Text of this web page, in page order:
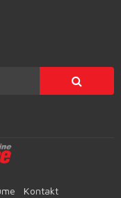
Kontakt